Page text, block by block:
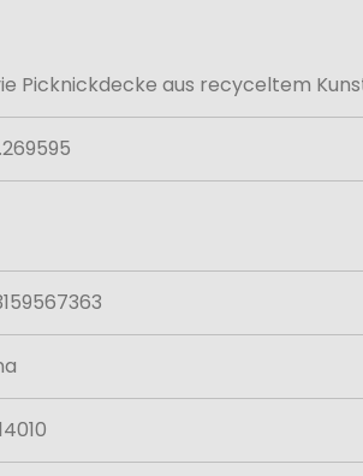
Picknickdecke aus recyceltem